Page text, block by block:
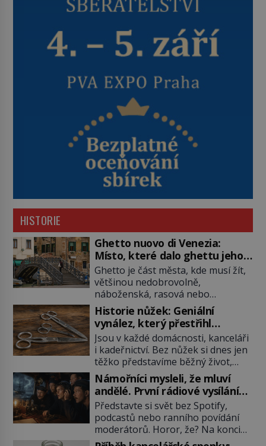
HISTORIE
Ghetto nuovo di Venezia:
Místo, které dalo ghettu jeho
jméno
Ghetto je část města, kde musí žít,
většinou nedobrovolně,
náboženská, rasová nebo
národnostní menšina obyvatel.
Bohaté historické zkušenosti mají
s takovým životem Židé. Už od
středověku jsou totiž v každou
chvíli nuceni v nějakém žít. Mezi ty
nejslavnější patří i benítské Geto
založené v roce 1516. Přítomnost
židů je v Benátkách doložena
přibližně od 10. století. Volnější
období […]
Historie nůžek: Geniální
vynález, který přestřihl
tisíciletí
Jsou v každé domácnosti, kanceláři
i kadeřnictví. Bez nůžek si dnes jen
těžko představíme běžný život,
přesto jejich příběh začíná dávno
před vznikem papíru nebo knih. Od
jednoduchých bronzových čepelí až
po chirurgické nástroje a
krejčovské skvosty. Celá historie
nůžek dokazuje, že i obyčejná věc
Námořníci mysleli, že mluví
andělé. První rádiové vysílání
šokovalo svět
Představte si svět bez Spotify,
podcastů nebo ranního povídání
moderátorů. Horor, že? Na konci
19. století lidé pro zábavu